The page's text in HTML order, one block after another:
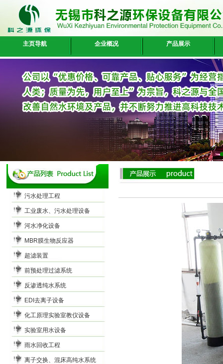
主页导航 企业概况 产品展示
污水处理工程
工业废水、污水处理设备
河水净化设备
MBR膜生物反应器
超滤装置
前预处理过滤系统
反渗透纯水系统
EDI去离子设备
化工原理实验室教仪设备
实验室用水设备
雨水回收工程
离子交换、混床高纯水系统